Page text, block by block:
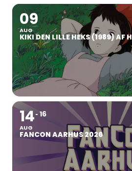
09
AUG
KIKI DEN LILLE HEKS (1989) AF
14
AUG
16
FANCON AARHUS 2026